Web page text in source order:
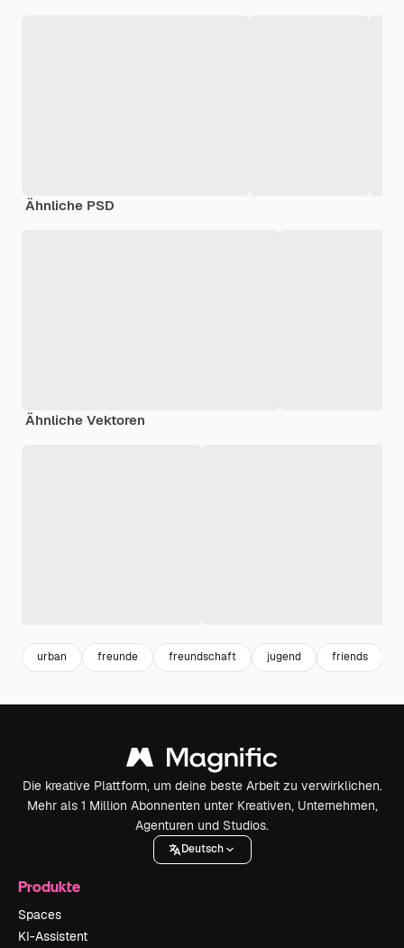
Ähnliche PSD
Ähnliche Vektoren
urban freunde freundschaft jugend friends
Die kreative Plattform, um deine beste Arbeit zu verwirklichen.
Mehr als 1 Million Abonnenten unter Kreativen, Unternehmen,
Agenturen und Studios.
Deutsch
Produkte
Spaces
KI-Assistent